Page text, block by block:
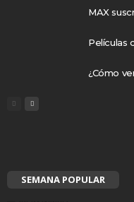
MAX
Películas
¿Cómo
SEMANA POPULAR